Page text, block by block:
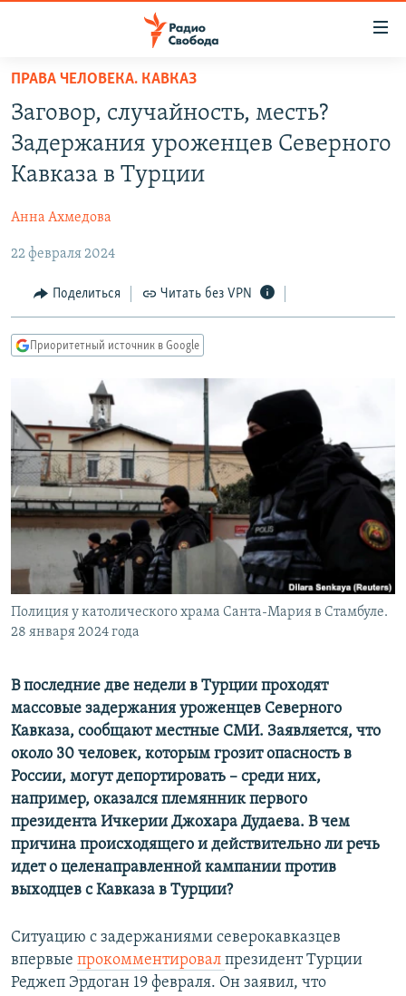
упрощенного
доступа
Вернуться
основному
Вернутся
навигации
Вернутся
поиску
ПОДКАСТЫ
АВТОРСКИЕ ПРОЕКТЫ
МНЕНИЯ
КУЛЬТУРА
IDEL.РЕАЛИИ
СЕВЕР.РЕАЛИИ
СИБИРЬ.РЕАЛИИ
РАСПИСАНИЕ ВЕЩАНИЯ
ПОДПИШИТЕСЬ НА РАССЫЛКУ
СОЦИАЛЬНЫЕ СЕТИ
Все сайты РСЕ/РС
ПРАВА ЧЕЛОВЕКА. КАВКАЗ
Заговор, случайность, месть?
Задержания уроженцев Северного
Кавказа в Турции
Анна Ахмедова
22 февраля 2024
Поделиться Читать без VPN
Приоритетный источник в Google
Полиция у католического храма Санта-Мария в Стамбуле.
28 января 2024 года
В последние две недели в Турции проходят
массовые задержания уроженцев Северного
Кавказа, сообщают местные СМИ. Заявляется, что
около 30 человек, которым грозит опасность в
России, могут депортировать – среди них,
например, оказался племянник первого
президента Ичкерии Джохара Дудаева. В чем
причина происходящего и действительно ли речь
идет о целенаправленной кампании против
выходцев с Кавказа в Турции?
Ситуацию с задержаниями северокавказцев
впервые прокомментировал президент Турции
Реджеп Эрдоган 19 февраля. Он заявил, что